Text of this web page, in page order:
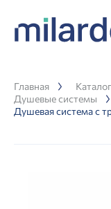
Главная Каталог
Душевые системы
Душевая система с